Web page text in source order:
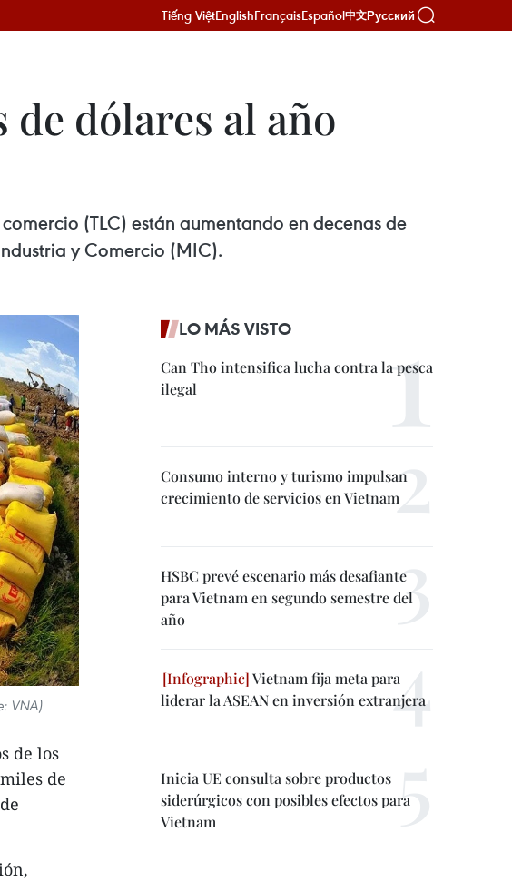
Tiếng ViệtEnglishFrançaisEspañol中文Русский
dólares al año
(TLC) están aumentando en decenas de
y Comercio (MIC).
VNA)
de los
de
LO MÁS VISTO
Can Tho intensifica lucha contra la pesca
ilegal
Consumo interno y turismo impulsan
crecimiento de servicios en Vietnam
HSBC prevé escenario más desafiante
para Vietnam en segundo semestre del
año
Vietnam fija meta para
liderar la ASEAN en inversión extranjera
Inicia UE consulta sobre productos
siderúrgicos con posibles efectos para
Vietnam